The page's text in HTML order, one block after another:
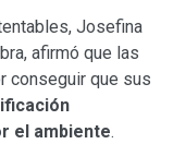
Josefina
afirmó que las
conseguir que sus
el ambiente.